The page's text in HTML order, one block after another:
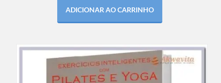
ADICIONAR AO CARRINHO